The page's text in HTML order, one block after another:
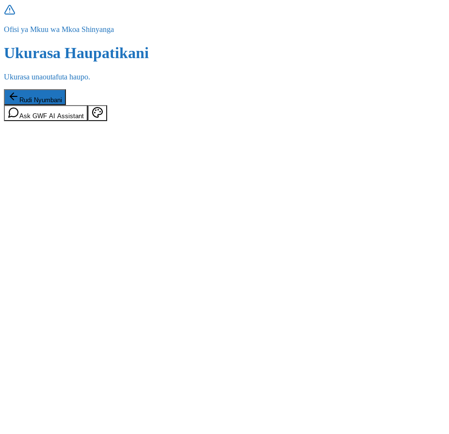
Ofisi ya Mkuu wa Mkoa Shinyanga
Ukurasa Haupatikani
Ukurasa unaoutafuta haupo.
Rudi Nyumbani
Ask GWF AI Assistant